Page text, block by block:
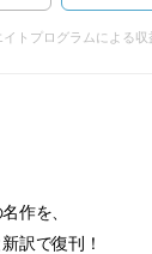
トプログラムによる収
作を、
訳で復刊！